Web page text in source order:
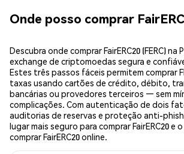
Onde posso comprar
Descubra onde comprar FairERC20 (FERC) na
exchange de criptomoedas segura e
Estes três passos fáceis permitem comprar
taxas usando cartões de crédito, débito,
bancárias ou provedores terceiros — sem
complicações. Com autenticação de dois
auditorias de reservas e proteção anti-
lugar mais seguro para comprar FairERC20 e
comprar FairERC20 online.